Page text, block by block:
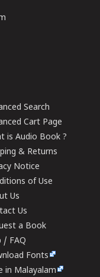
Search
Cart Page
is Audio Book ?
& Returns
Notice
of Use
Us
Us
a Book
/ FAQ
Fonts
in Malayalam